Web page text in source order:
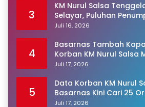
3
KM Nurul Salsa
Selayar, Puluhan
Juli 16, 2026
4
Basarnas Tambah
Korban KM Nurul Salsa
Juli 17, 2026
5
Data Korban KM Nurul
Basarnas Kini Cari 25
Hilang
Juli 17, 2026